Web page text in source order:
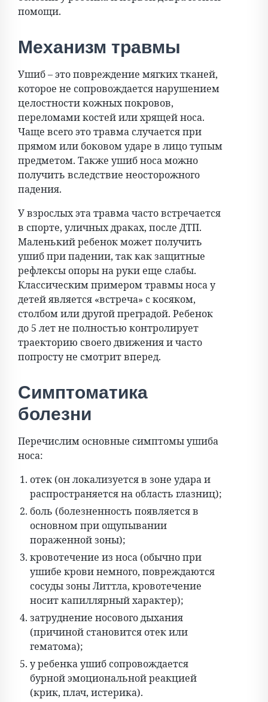
помощи.
Механизм травмы
Ушиб – это повреждение мягких тканей,
которое не сопровождается нарушением
целостности кожных покровов,
переломами костей или хрящей носа.
Чаще всего это травма случается при
прямом или боковом ударе в лицо тупым
предметом. Также ушиб носа можно
получить вследствие неосторожного
падения.
У взрослых эта травма часто встречается
в спорте, уличных драках, после ДТП.
Маленький ребенок может получить
ушиб при падении, так как защитные
рефлексы опоры на руки еще слабы.
Классическим примером травмы носа у
детей является «встреча» с косяком,
столбом или другой преградой. Ребенок
до 5 лет не полностью контролирует
траекторию своего движения и часто
попросту не смотрит вперед.
Симптоматика
болезни
Перечислим основные симптомы ушиба
носа:
отек (он локализуется в зоне удара и
распространяется на область глазниц);
боль (болезненность появляется в
основном при ощупывании
пораженной зоны);
кровотечение из носа (обычно при
ушибе крови немного, повреждаются
сосуды зоны Литтла, кровотечение
носит капиллярный характер);
затруднение носового дыхания
(причиной становится отек или
гематома);
у ребенка ушиб сопровождается
бурной эмоциональной реакцией
(крик, плач, истерика).